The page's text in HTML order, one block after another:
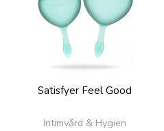
Satisfyer Feel Good
Intimvård & Hygien